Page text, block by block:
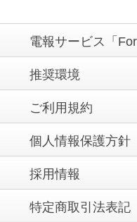
電報サービス「
推奨環境
ご利用規約
個人情報保護方針
採用情報
特定商取引法表記